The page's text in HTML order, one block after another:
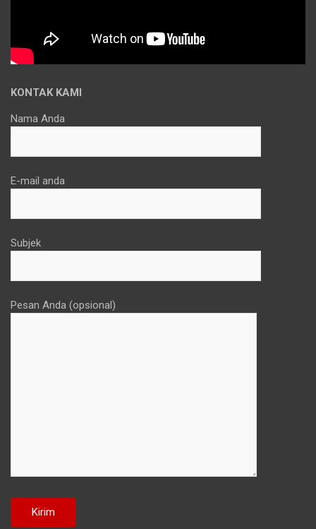
KONTAK KAMI
Nama Anda
E-mail anda
Subjek
Pesan Anda (opsional)